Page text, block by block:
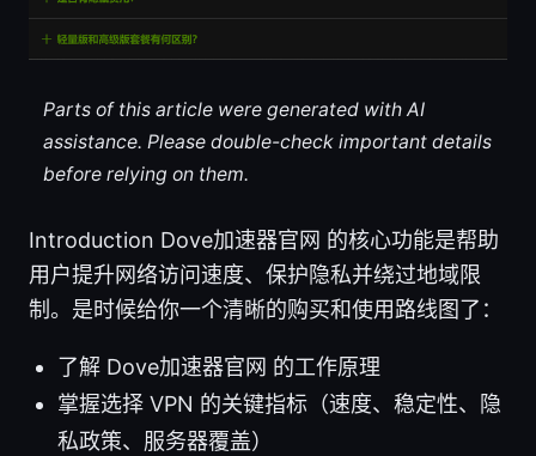
Parts of this article were generated with AI
assistance. Please double-check important details
before relying on them.
Introduction Dove加速器官网 的核心功能是帮助
用户提升网络访问速度、保护隐私并绕过地域限
制。是时候给你一个清晰的购买和使用路线图了：
了解 Dove加速器官网 的工作原理
掌握选择 VPN 的关键指标（速度、稳定性、隐
私政策、服务器覆盖）